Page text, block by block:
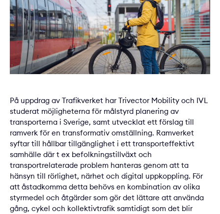
På uppdrag av Trafikverket har Trivector Mobility och IVL
studerat möjligheterna för målstyrd planering av
transporterna i Sverige, samt utvecklat ett förslag till
ramverk för en transformativ omställning. Ramverket
syftar till hållbar tillgänglighet i ett transporteffektivt
samhälle där t ex befolkningstillväxt och
transportrelaterade problem hanteras genom att ta
hänsyn till rörlighet, närhet och digital uppkoppling. För
att åstadkomma detta behövs en kombination av olika
styrmedel och åtgärder som gör det lättare att använda
gång, cykel och kollektivtrafik samtidigt som det blir